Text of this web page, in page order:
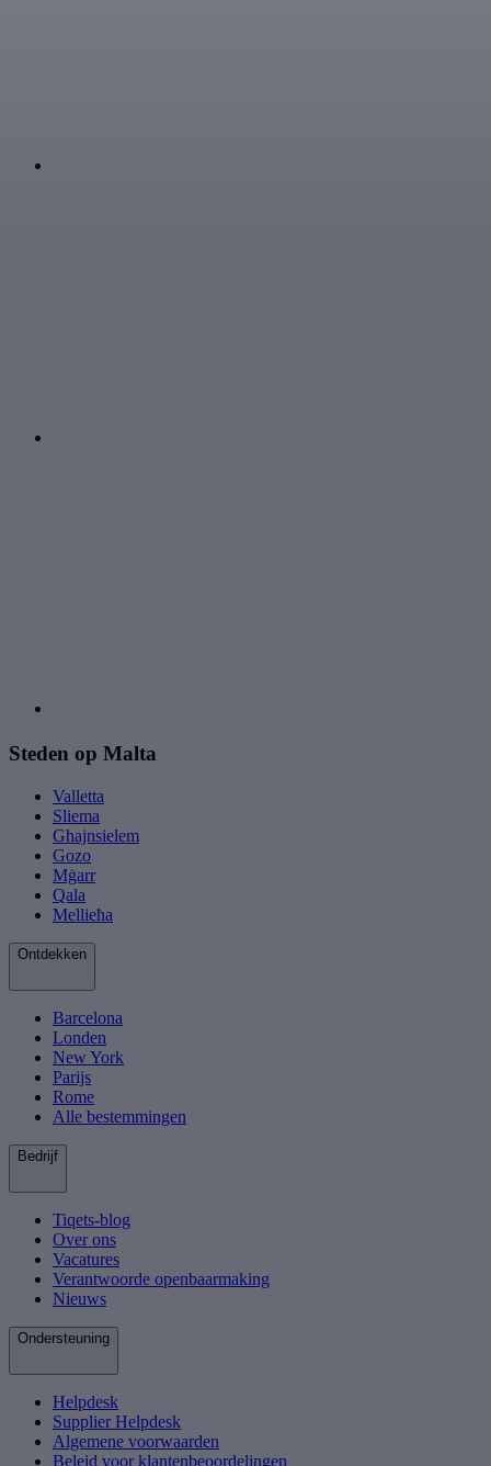
Steden op Malta
Valletta
Sliema
Ghajnsielem
Gozo
Mġarr
Qala
Mellieħa
Ontdekken
Barcelona
Londen
New York
Parijs
Rome
Alle bestemmingen
Bedrijf
Tiqets-blog
Over ons
Vacatures
Verantwoorde openbaarmaking
Nieuws
Ondersteuning
Helpdesk
Supplier Helpdesk
Algemene voorwaarden
Beleid voor klantenbeoordelingen